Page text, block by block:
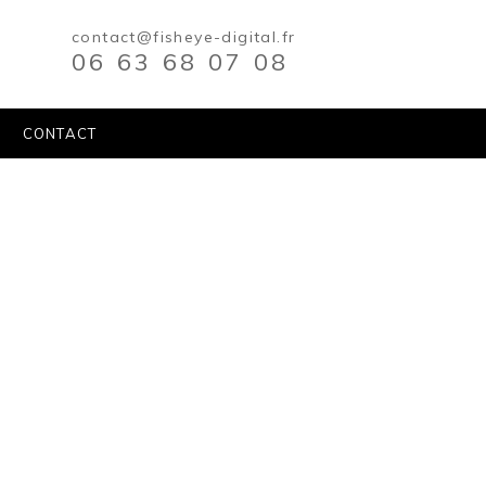
contact@fisheye-digital.fr
06 63 68 07 08
CONTACT